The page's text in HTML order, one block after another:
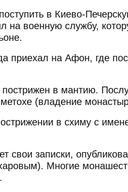
в Киево-
на военную службу,
приехал на Афон, где
в мантию.
(владение
в схиму с
свои записки,
Многие